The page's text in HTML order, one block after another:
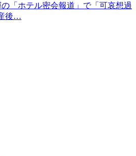
「ホテル密会報道」で「可哀想過
後…